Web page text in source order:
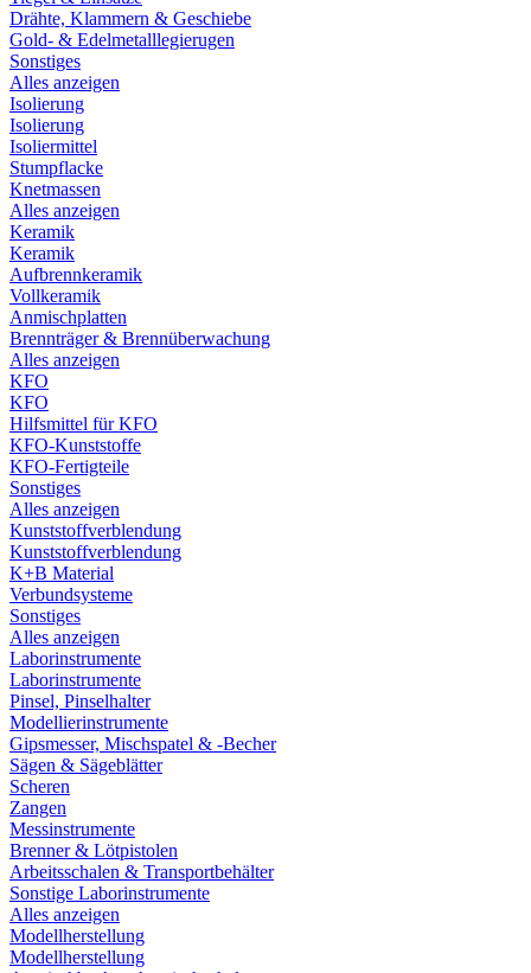
Drähte, Klammern & Geschiebe
Gold- & Edelmetalllegierugen
Sonstiges
Alles anzeigen
Isolierung
Isolierung
Isoliermittel
Stumpflacke
Knetmassen
Alles anzeigen
Keramik
Keramik
Aufbrennkeramik
Vollkeramik
Anmischplatten
Brennträger & Brennüberwachung
Alles anzeigen
KFO
KFO
Hilfsmittel für KFO
KFO-Kunststoffe
KFO-Fertigteile
Sonstiges
Alles anzeigen
Kunststoffverblendung
Kunststoffverblendung
K+B Material
Verbundsysteme
Sonstiges
Alles anzeigen
Laborinstrumente
Laborinstrumente
Pinsel, Pinselhalter
Modellierinstrumente
Gipsmesser, Mischspatel & -Becher
Sägen & Sägeblätter
Scheren
Zangen
Messinstrumente
Brenner & Lötpistolen
Arbeitsschalen & Transportbehälter
Sonstige Laborinstrumente
Alles anzeigen
Modellherstellung
Modellherstellung